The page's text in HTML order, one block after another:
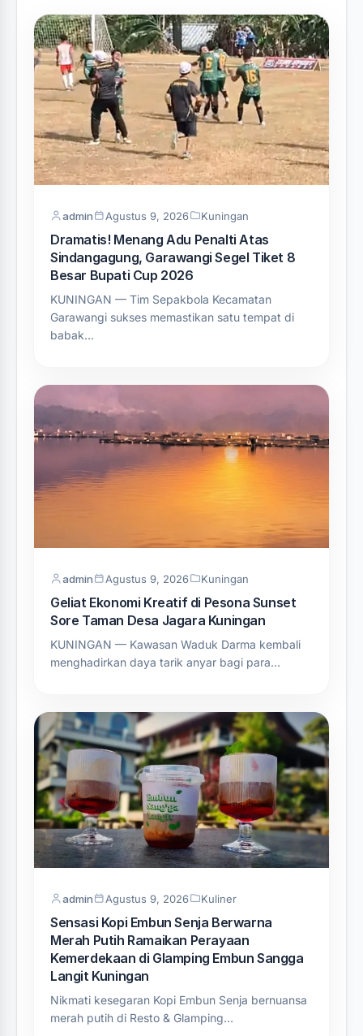
admin Agustus 9, 2026 Kuningan
Dramatis! Menang Adu Penalti Atas
Sindangagung, Garawangi Segel Tiket 8
Besar Bupati Cup 2026
KUNINGAN — Tim Sepakbola Kecamatan
Garawangi sukses memastikan satu tempat di
babak…
admin Agustus 9, 2026 Kuningan
Geliat Ekonomi Kreatif di Pesona Sunset
Sore Taman Desa Jagara Kuningan
KUNINGAN — Kawasan Waduk Darma kembali
menghadirkan daya tarik anyar bagi para…
admin Agustus 9, 2026 Kuliner
Sensasi Kopi Embun Senja Berwarna
Merah Putih Ramaikan Perayaan
Kemerdekaan di Glamping Embun Sangga
Langit Kuningan
Nikmati kesegaran Kopi Embun Senja bernuansa
merah putih di Resto & Glamping…